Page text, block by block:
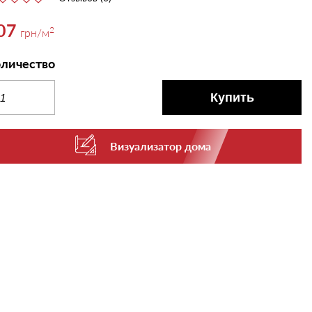
грн/м2
Купить
Визуализатор дома